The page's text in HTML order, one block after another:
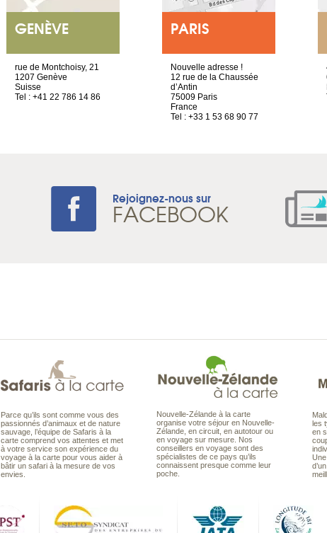
GENÈVE
rue de Montchoisy, 21
1207 Genève
Suisse
Tel : +41 22 786 14 86
PARIS
Nouvelle adresse !
12 rue de la Chaussée
d’Antin
75009 Paris
France
Tel : +33 1 53 68 90 77
Rejoignez-nous sur
FACEBOOK
Parce qu’ils sont comme vous des
passionnés d’animaux et de nature
sauvage, l’équipe de Safaris à la
carte comprend vos attentes et met
à votre service son expérience du
voyage à la carte pour vous aider à
bâtir un safari à la mesure de vos
envies.
Nouvelle-Zélande à la carte
organise votre séjour en Nouvelle-
Zélande, en circuit, en autotour ou
en voyage sur mesure. Nos
conseillers en voyage sont des
spécialistes de ce pays qu’ils
connaissent presque comme leur
poche.
les
en